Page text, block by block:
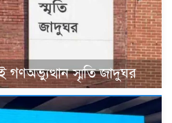
স্মৃতি জাদুঘর